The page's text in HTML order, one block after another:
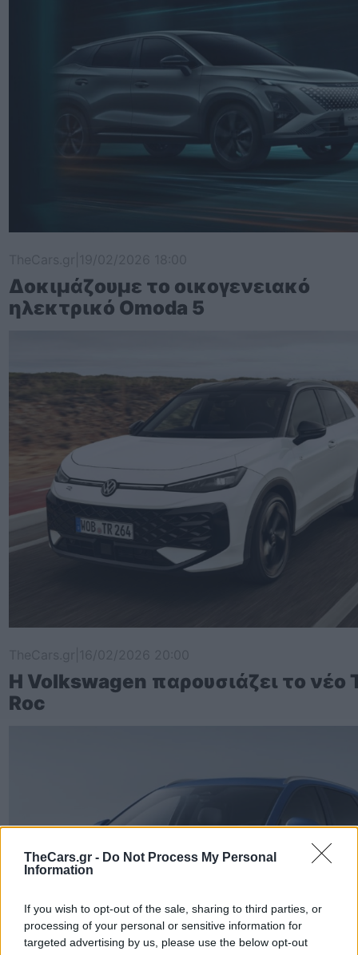
TheCars.gr - Do Not Process My Personal
Information
If you wish to opt-out of the sale, sharing to third parties, or
processing of your personal or sensitive information for
targeted advertising by us, please use the below opt-out
Δοκιμάζουμε το οικογενειακό
ηλεκτρικό Omoda 5
Η Volkswagen παρουσιάζει το νέο
Roc